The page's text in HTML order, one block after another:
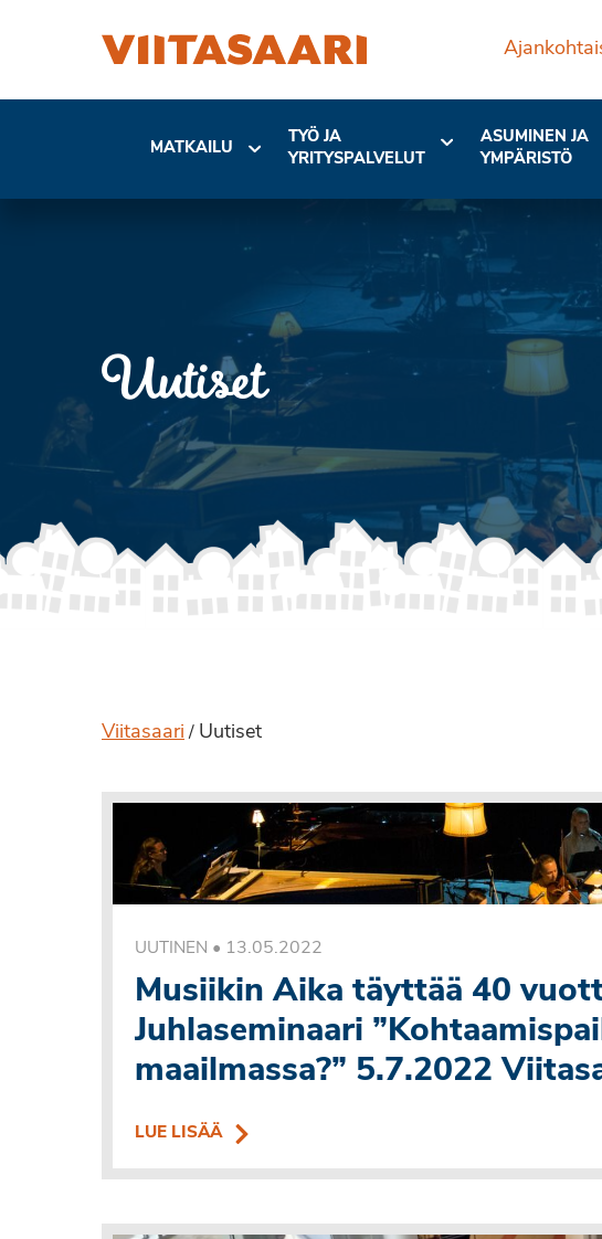
MATKAILU
TYÖ JA
YRITYSPALVELUT
ASUMINEN JA
YMPÄRISTÖ
Uutiset
Viitasaari / Uutiset
UUTINEN • 13.05.2022
Musiikin Aika täyttää 40
Juhlaseminaari
maailmassa?” 5.7.2022
LUE LISÄÄ